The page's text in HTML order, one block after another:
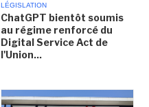
LÉGISLATION
ChatGPT bientôt soumis
au régime renforcé du
Digital Service Act de
l'Union...